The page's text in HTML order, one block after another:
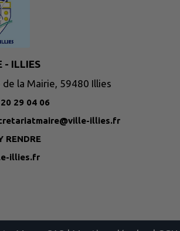
- ILLIES
de la Mairie, 59480 Illies
29 04 06
illies.fr
RENDRE
illies.fr